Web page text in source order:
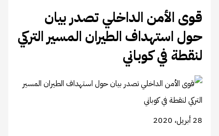
قوى الأمن الداخلي تصدر بيان
حول استهداف الطيران المسير التركي
لنقطة في كوباني
28 أبريل، 2020